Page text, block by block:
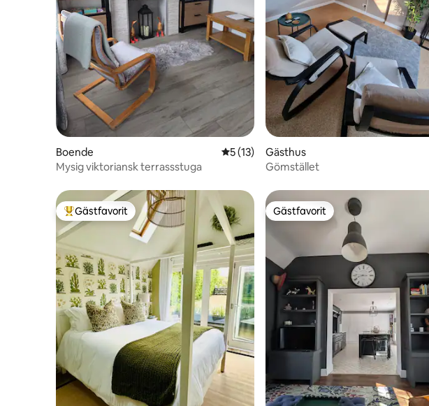
Boende 5 av 5 i genomsnittligt betyg, 13 omdömen
5 (13)
Mysig viktoriansk terrassstuga
Gästhus
Gömstället
Populär gästfavorit
Gästfavorit Gästfavorit
Gästfavorit